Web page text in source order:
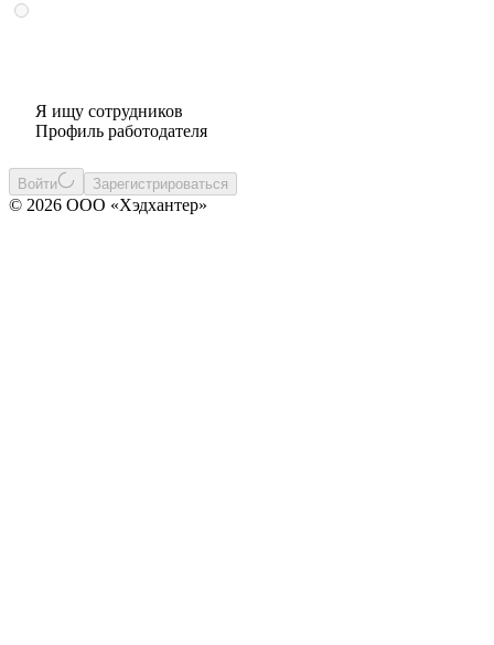
Я ищу сотрудников
Профиль работодателя
Войти Зарегистрироваться
© 2026 ООО «Хэдхантер»